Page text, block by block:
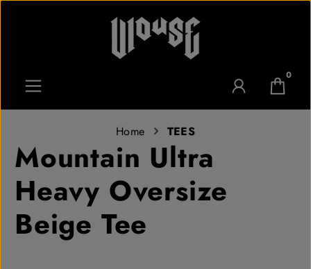
Zum Hauptinhalt springen
0
Home TEES
Mountain Ultra
Heavy Oversize
Beige Tee